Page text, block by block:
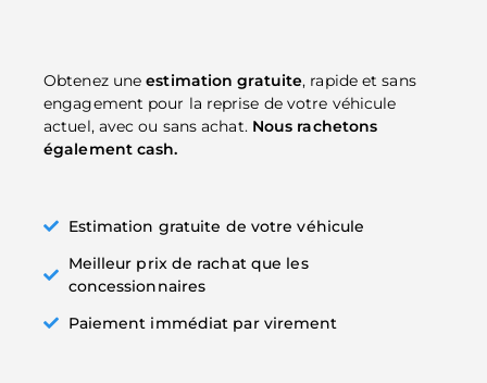
Obtenez uneestimation gratuite, rapide et sans
engagement pour la reprise de votre véhicule
actuel, avec ou sans achat. Nous rachetons
également cash.
Estimation gratuite de votre véhicule
Meilleur prix de rachat que les
concessionnaires
Paiement immédiat par virement